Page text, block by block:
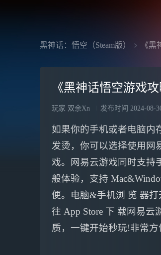
黑神话：悟空（Steam版） 《
《黑神话悟空游戏
玩家 双余Xn 发布时间 2024-08-
如果你的手机或者电脑内
发烫，你可以选择使用网
戏。网易云游戏同时支持
般体验，支持
便。电脑&手机浏 览 器
往 App Store 下 载网易云
质，一键开始秒玩!非常